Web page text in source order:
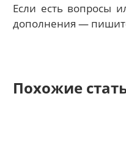
Если есть вопросы
дополнения —
Похожие